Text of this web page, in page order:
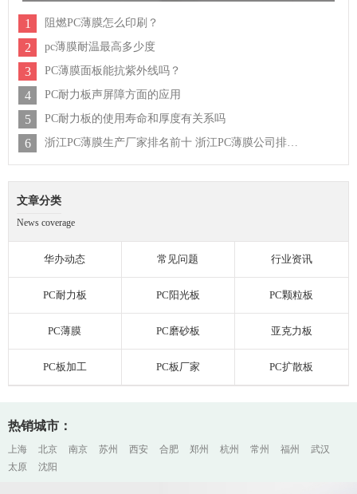
1 阻燃PC薄膜怎么印刷？
2 pc薄膜耐温最高多少度
3 PC薄膜面板能抗紫外线吗？
4 PC耐力板声屏障方面的应用
5 PC耐力板的使用寿命和厚度有关系吗
6 浙江PC薄膜生产厂家排名前十 浙江PC薄膜公司排行榜
文章分类
News coverage
华办动态 常见问题 行业资讯
PC耐力板 PC阳光板 PC颗粒板
PC薄膜 PC磨砂板 亚克力板
PC板加工 PC板厂家 PC扩散板
热销城市：
上海 北京 南京 苏州 西安 合肥 郑州 杭州 常州 福州
武汉
太原
沈阳